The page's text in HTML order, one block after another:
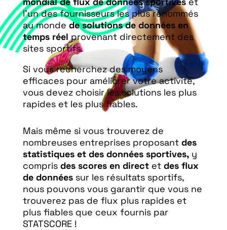
l’un des fournisseurs les plus renommés
au monde de solutions de données en
temps réelprovenant directement des
sites sportifs.
Si vous recherchez des moyens
efficaces pour améliorer votre activité,
vous devez choisir les solutions les plus
rapides et les plus fiables.
Mais même si vous trouverez de
nombreuses entreprises proposant des
statistiques et des données sportives,y
compris des scores en directet des flux
de donnéessur les résultats sportifs,
nous pouvons vous garantir que vous ne
trouverez pas de flux plus rapides et
plus fiables que ceux fournis par
STATSCORE !